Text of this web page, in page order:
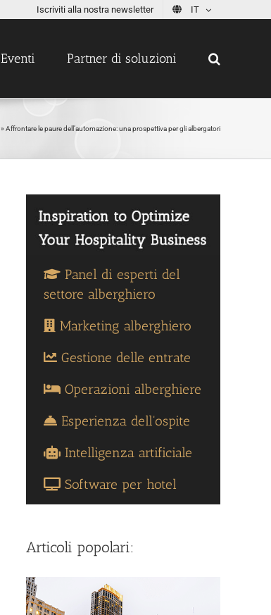
Iscriviti alla nostra newsletter IT
Eventi Partner di soluzioni
» Affrontare le paure dell’automazione: una prospettiva per gli albergatori
Panel di esperti del
settore alberghiero
Marketing alberghiero
Gestione delle entrate
Operazioni alberghiere
Esperienza dell'ospite
Intelligenza artificiale
Software per hotel
Articoli popolari: